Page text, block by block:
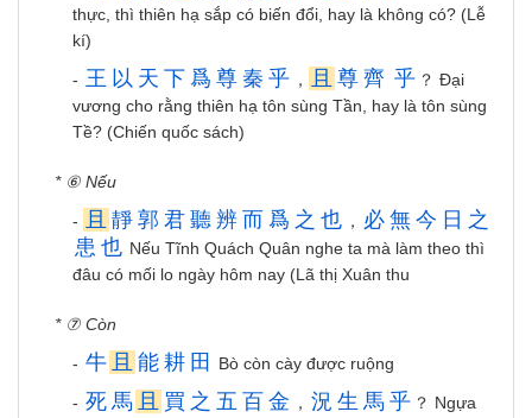
thực, thì thiên hạ sắp có biến đổi, hay là không có? (Lễ
kí)
- 王 以 天 下 爲 尊 秦 乎 ， 且 尊 齊 乎 ？ Đại
vương cho rằng thiên hạ tôn sùng Tần, hay là tôn sùng
Tề? (Chiến quốc sách)
* ⑥ Nếu
- 且 靜 郭 君 聽 辨 而 爲 之 也 ， 必 無 今 日 之
患 也 Nếu Tĩnh Quách Quân nghe ta mà làm theo thì
đâu có mối lo ngày hôm nay (Lã thị Xuân thu
* ⑦ Còn
- 牛 且 能 耕 田 Bò còn cày được ruộng
- 死 馬 且 買 之 五 百 金 ， 況 生 馬 乎 ？ Ngựa